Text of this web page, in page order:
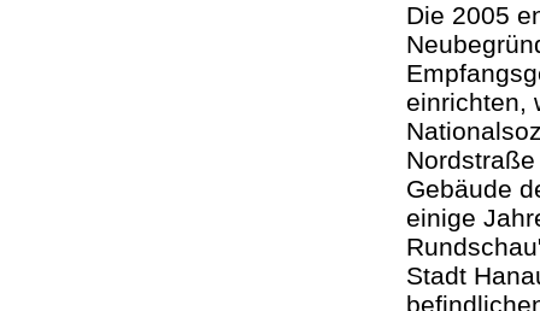
Die 2005
einrichten,
Gebäude
einige
Stadt